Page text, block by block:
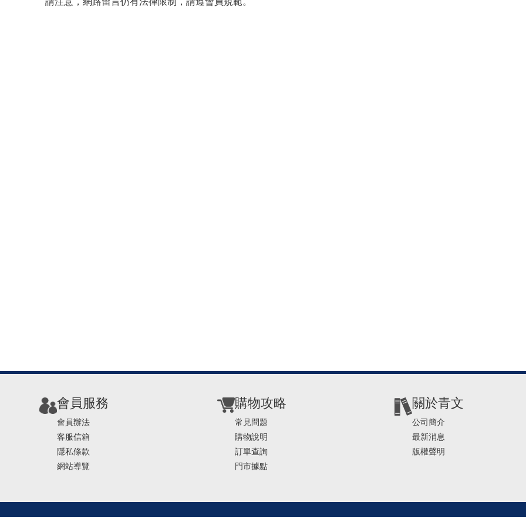
會員服務
會員辦法
客服信箱
隱私條款
網站導覽
購物攻略
常見問題
購物說明
訂單查詢
門市據點
關於青文
公司簡介
最新消息
版權聲明